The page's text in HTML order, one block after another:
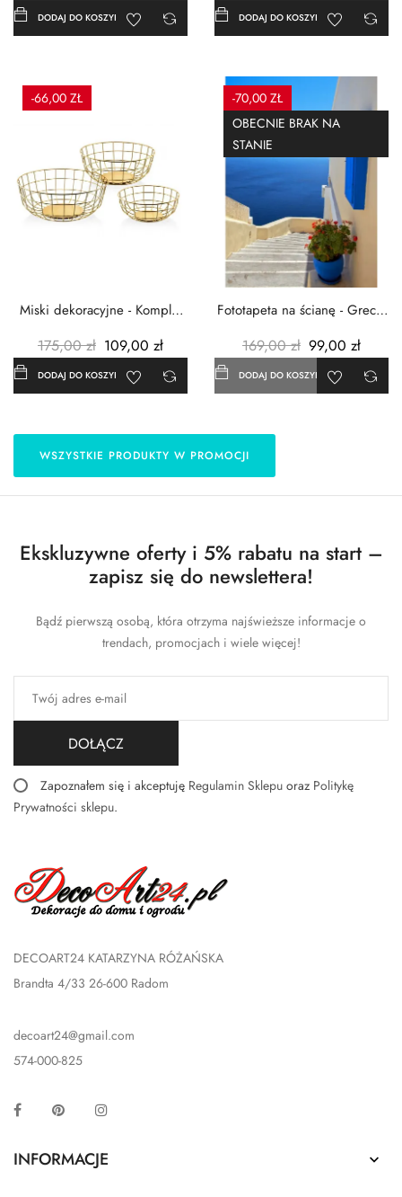
DODAJ DO KOSZYKA DODAJ DO KOSZYKA
-66,00 ZŁ
Miski dekoracyjne - Komplet
175,00 zł 109,00 zł
DODAJ DO KOSZYKA
-70,00 ZŁ
OBECNIE BRAK NA
STANIE
Fototapeta na ścianę - Grecja
169,00 zł 99,00 zł
DODAJ DO KOSZYKA
WSZYSTKIE PRODUKTY W PROMOCJI
Ekskluzywne oferty i 5% rabatu na start –
zapisz się do newslettera!
Bądź pierwszą osobą, która otrzyma najświeższe informacje o
trendach, promocjach i wiele więcej!
DOŁĄCZ
Zapoznałem się i akceptuję Regulamin Sklepu oraz Politykę
Prywatności sklepu.
DECOART24 KATARZYNA RÓŻAŃSKA
Brandta 4/33 26-600 Radom
decoart24@gmail.com
574-000-825
Facebook Pinterest
INFORMACJE 